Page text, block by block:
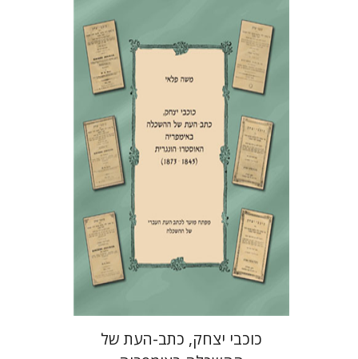
משה פלאי
כוכבי יצחק, כתב-העת של